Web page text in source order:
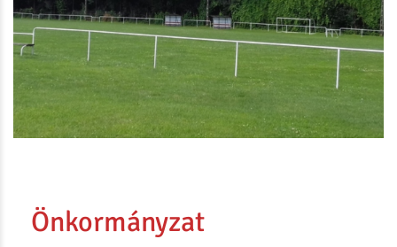
Önkormányzat